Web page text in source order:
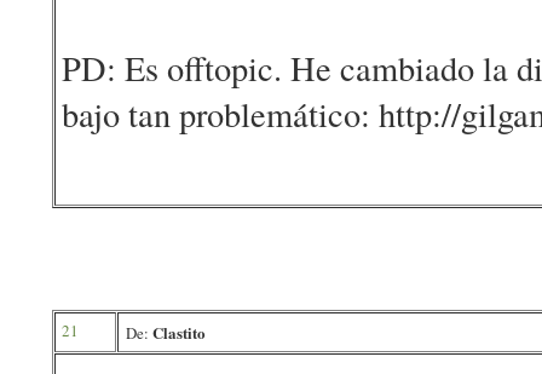
PD: Es offtopic. He cambiado la
bajo tan problemático: http://
21 De: Clastito